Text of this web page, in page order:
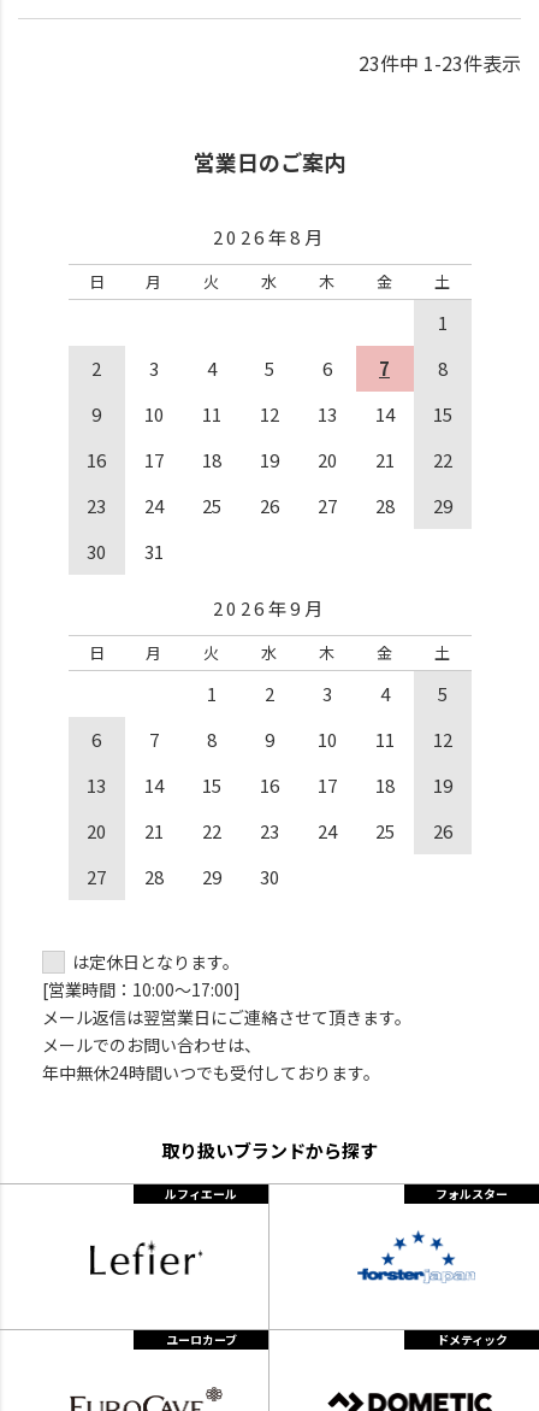
23件中 1-23件表示
営業日のご案内
2026年8月
日 月 火 水 木 金 土
1
2
3 4 5 6 7
8
9
10 11 12 13 14
15
16
17 18 19 20 21
22
23
24 25 26 27 28
29
30
31
2026年9月
日 月 火 水 木 金 土
1 2 3 4
5
6
7 8 9 10 11
12
13
14 15 16 17 18
19
20
21 22 23 24 25
26
27
28 29 30
は定休日となります。
[営業時間：10:00～17:00]
メール返信は翌営業日にご連絡させて頂きます。
メールでのお問い合わせは、
年中無休24時間いつでも受付しております。
取り扱いブランドから探す
ルフィエール フォルスター
ユーロカーブ ドメティック